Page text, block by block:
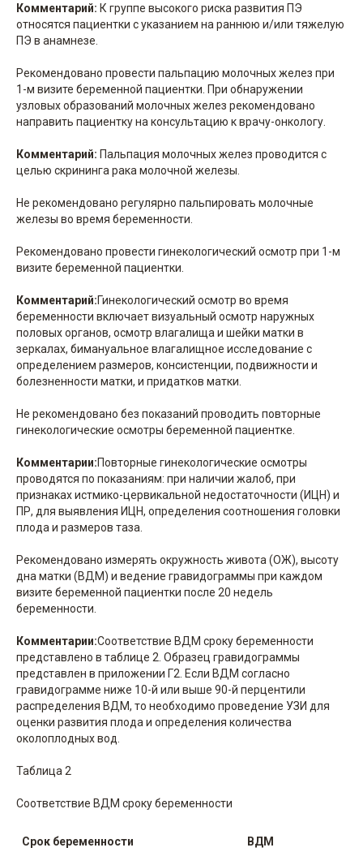
Комментарий: К группе высокого риска развития ПЭ
относятся пациентки с указанием на раннюю и/или тяжелую
ПЭ в анамнезе.
Рекомендовано провести пальпацию молочных желез при
1-м визите беременной пациентки. При обнаружении
узловых образований молочных желез рекомендовано
направить пациентку на консультацию к врачу-онкологу.
Комментарий: Пальпация молочных желез проводится с
целью скрининга рака молочной железы.
Не рекомендовано регулярно пальпировать молочные
железы во время беременности.
Рекомендовано провести гинекологический осмотр при 1-м
визите беременной пациентки.
Комментарий:Гинекологический осмотр во время
беременности включает визуальный осмотр наружных
половых органов, осмотр влагалища и шейки матки в
зеркалах, бимануальное влагалищное исследование с
определением размеров, консистенции, подвижности и
болезненности матки, и придатков матки.
Не рекомендовано без показаний проводить повторные
гинекологические осмотры беременной пациентке.
Комментарии:Повторные гинекологические осмотры
проводятся по показаниям: при наличии жалоб, при
признаках истмико-цервикальной недостаточности (ИЦН) и
ПР, для выявления ИЦН, определения соотношения головки
плода и размеров таза.
Рекомендовано измерять окружность живота (ОЖ), высоту
дна матки (ВДМ) и ведение гравидограммы при каждом
визите беременной пациентки после 20 недель
беременности.
Комментарии:Соответствие ВДМ сроку беременности
представлено в таблице 2. Образец гравидограммы
представлен в приложении Г2. Если ВДМ согласно
гравидограмме ниже 10-й или выше 90-й перцентили
распределения ВДМ, то необходимо проведение УЗИ для
оценки развития плода и определения количества
околоплодных вод.
Таблица 2
Соответствие ВДМ сроку беременности
Срок беременности ВДМ